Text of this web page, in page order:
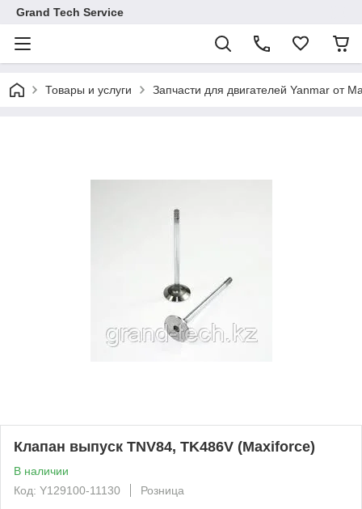
Grand Tech Service
Товары и услуги Запчасти для двигателей Yanmar от
Клапан выпуск TNV84, TK486V (Maxiforce)
В наличии
Код: Y129100-11130
Розница